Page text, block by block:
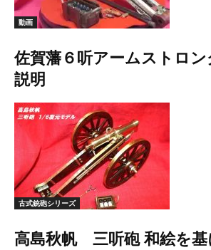
動画
佐賀藩６听アームストロ
説明
古式銃砲シリーズ
高島秋帆 三听砲 和絵を基